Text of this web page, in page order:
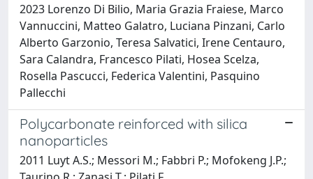
2023 Lorenzo Di Bilio, Maria Grazia Fraiese, Marco
Vannuccini, Matteo Galatro, Luciana Pinzani, Carlo
Alberto Garzonio, Teresa Salvatici, Irene Centauro,
Sara Calandra, Francesco Pilati, Hosea Scelza,
Rosella Pascucci, Federica Valentini, Pasquino
Pallecchi
Polycarbonate reinforced with silica
nanoparticles
2011 Luyt A.S.; Messori M.; Fabbri P.; Mofokeng J.P.;